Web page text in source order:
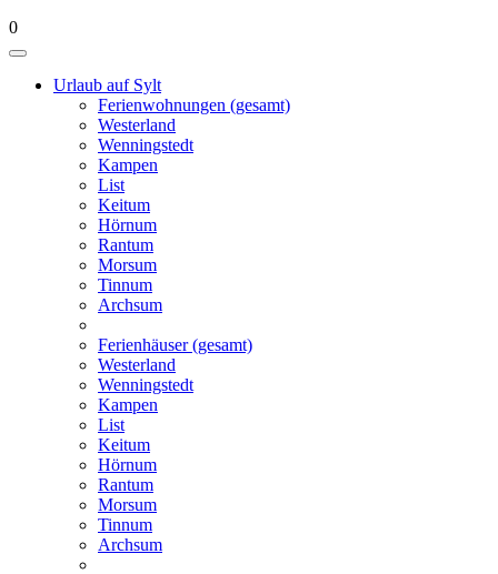
0
Urlaub auf Sylt
Ferienwohnungen (gesamt)
Westerland
Wenningstedt
Kampen
List
Keitum
Hörnum
Rantum
Morsum
Tinnum
Archsum
Ferienhäuser (gesamt)
Westerland
Wenningstedt
Kampen
List
Keitum
Hörnum
Rantum
Morsum
Tinnum
Archsum